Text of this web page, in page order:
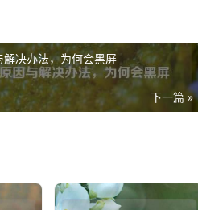
解决办法，为何会黑屏
下一篇 »